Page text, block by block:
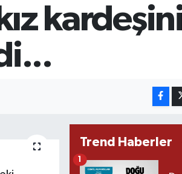
Trend Haberler
1